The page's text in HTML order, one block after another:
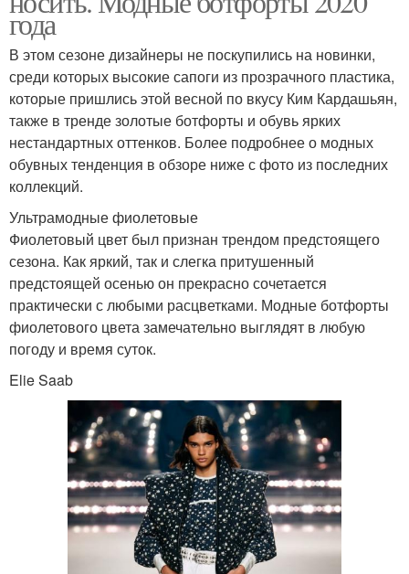
года
В этом сезоне дизайнеры не поскупились на новинки,
среди которых высокие сапоги из прозрачного пластика,
которые пришлись этой весной по вкусу Ким Кардашьян,
также в тренде золотые ботфорты и обувь ярких
нестандартных оттенков. Более подробнее о модных
обувных тенденция в обзоре ниже с фото из последних
коллекций.
Ультрамодные фиолетовые
Фиолетовый цвет был признан трендом предстоящего
сезона. Как яркий, так и слегка притушенный
предстоящей осенью он прекрасно сочетается
практически с любыми расцветками. Модные ботфорты
фиолетового цвета замечательно выглядят в любую
погоду и время суток.
Elie Saab